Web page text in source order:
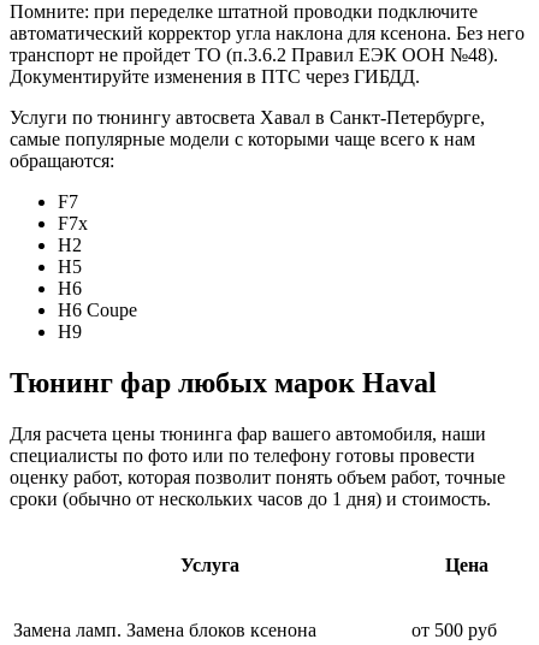
Помните: при переделке штатной проводки подключите
автоматический корректор угла наклона для ксенона. Без него
транспорт не пройдет ТО (п.3.6.2 Правил ЕЭК ООН №48).
Документируйте изменения в ПТС через ГИБДД.
Услуги по тюнингу автосвета Хавал в Санкт-Петербурге,
самые популярные модели с которыми чаще всего к нам
обращаются:
F7
F7x
H2
H5
H6
H6 Coupe
H9
Тюнинг фар любых марок Haval
Для расчета цены тюнинга фар вашего автомобиля, наши
специалисты по фото или по телефону готовы провести
оценку работ, которая позволит понять объем работ, точные
сроки (обычно от нескольких часов до 1 дня) и стоимость.
Услуга Цена
Замена ламп. Замена блоков ксенона от 500 руб